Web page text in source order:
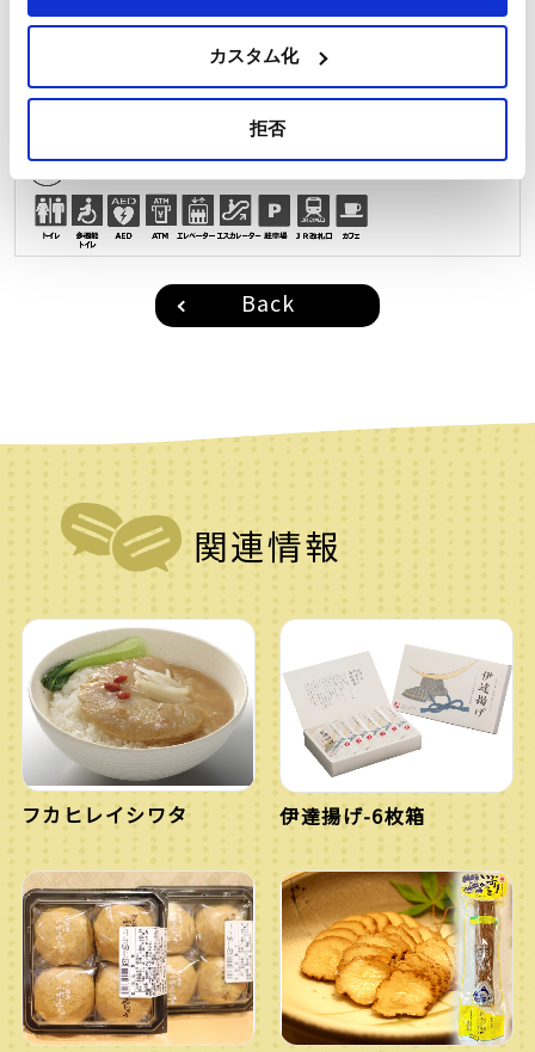
カスタム化
拒否
Back
関連情報
フカヒレイシワタ 伊達揚げ-6枚箱